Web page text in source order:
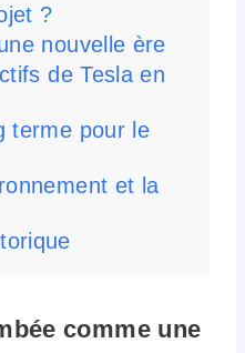
?
nouvelle ère
de Tesla en
terme pour le
et la
comme une